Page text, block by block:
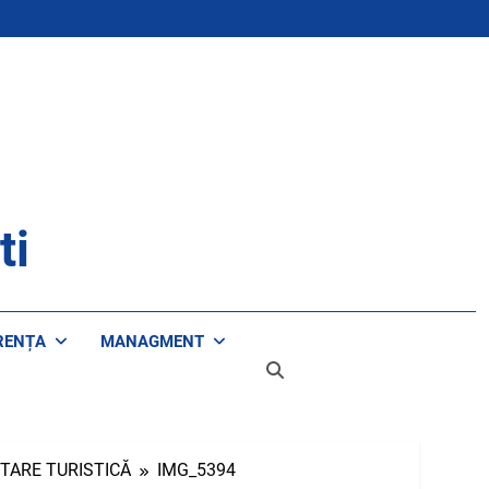
MANAGMENT
TURISTICĂ IMG_5394